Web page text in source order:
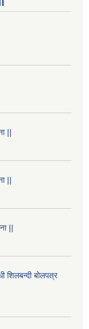
||
||
||
शिलबन्दी बोलपत्र